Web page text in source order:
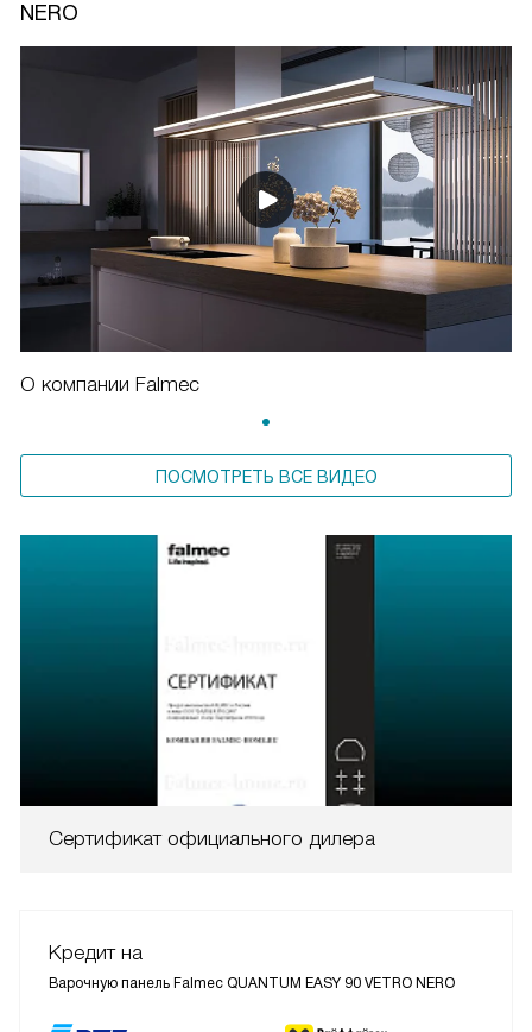
NERO
О компании Falmec
ПОСМОТРЕТЬ ВСЕ ВИДЕО
Сертификат официального дилера
Кредит на
Варочную панель Falmec QUANTUM EASY 90 VETRO NERO